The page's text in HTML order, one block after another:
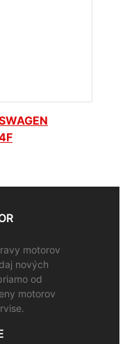
motorov
nových
od
motorov